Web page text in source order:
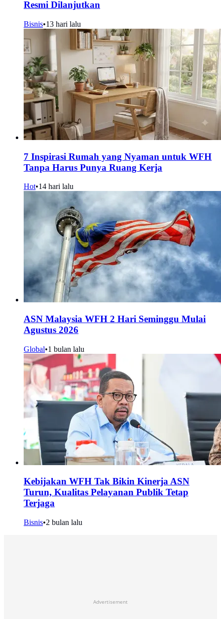
Resmi Dilanjutkan
Bisnis•13 hari lalu
7 Inspirasi Rumah yang Nyaman untuk WFH
Tanpa Harus Punya Ruang Kerja
Hot•14 hari lalu
ASN Malaysia WFH 2 Hari Seminggu Mulai
Agustus 2026
Global•1 bulan lalu
Kebijakan WFH Tak Bikin Kinerja ASN
Turun, Kualitas Pelayanan Publik Tetap
Terjaga
Bisnis•2 bulan lalu
Advertisement